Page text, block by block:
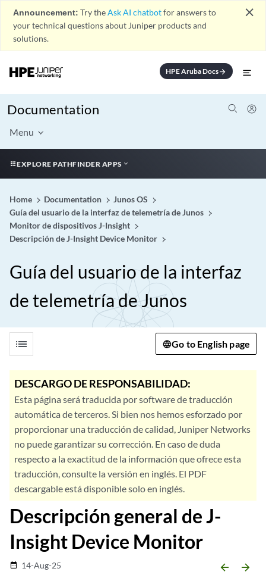
Announcement: Try theAsk AI chatbotfor answers to
your technical questions about Juniper products and
solutions.
close
HPE Aruba Docsarrow_forward
Documentation
Menu
EXPLORE PATHFINDER APPS
Home Documentation
Junos OS
Guía del usuario de la interfaz de telemetría de Junos
Monitor de dispositivos J-Insight
Descripción de J-Insight Device Monitor
Guía del usuario de la interfaz
de telemetría de Junos
list Go to English page
DESCARGO DE RESPONSABILIDAD:
Esta página será traducida por software de traducción
automática de terceros. Si bien nos hemos esforzado por
proporcionar una traducción de calidad, Juniper Networks
no puede garantizar su corrección. En caso de duda
respecto a la exactitud de la información que ofrece esta
traducción, consulte la versión en inglés. El PDF
descargable está disponible solo en inglés.
Descripción general de J-
Insight Device Monitor
date_range 14-Aug-25 arrow_backward arrow_forward